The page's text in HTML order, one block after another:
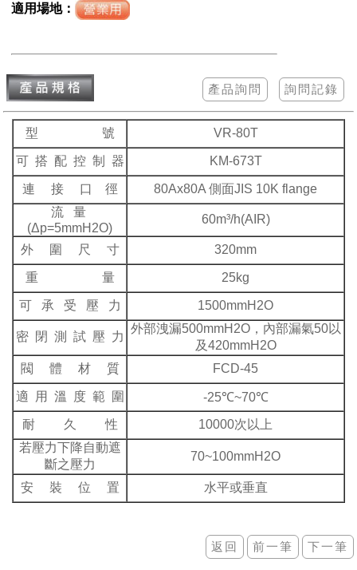
適用場地：
型 號 VR-80T
可 搭 配 控 制 器 KM-673T
連 接 口 徑
80Ax80A 側面JIS 10K flange
流 量
(Δp=5mmH2O)
60m³/h(AIR)
外 圍 尺 寸 320mm
重 量 25kg
可 承 受 壓 力 1500mmH2O
密 閉 測 試 壓 力
外部洩漏500mmH2O，內部漏氣50以
及420mmH2O
閥 體 材 質
FCD-45
適 用 溫 度 範 圍
-25℃~70℃
耐 久 性
10000次以上
若壓力下降自動遮
斷之壓力
70~100mmH2O
安 裝 位 置 水平或垂直